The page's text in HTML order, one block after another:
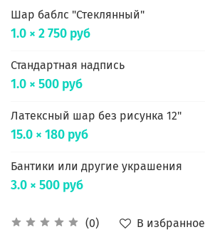
(0) В избранное
Шар баблс "Стеклянный"
1.0 × 2 750 руб
Стандартная надпись
1.0 × 500 руб
Латексный шар без рисунка 12"
15.0 × 180 руб
Бантики или другие украшения
3.0 × 500 руб